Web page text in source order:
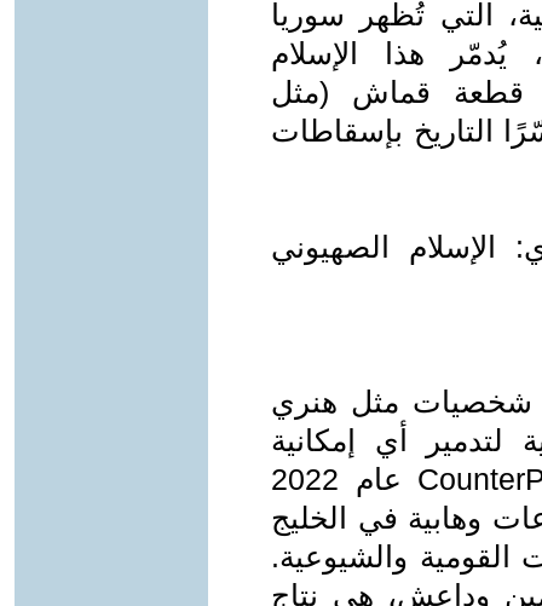
التي تُظهر سوريا
يُدمّر هذا الإسلام
قطعة قماش (مثل
التاريخ بإسقاطات
الإسلام الصهيوني
شخصيات مثل هنري
لتدمير أي إمكانية
لنهضة عربية تقدمية. تقرير لـCounterPunch عام 2022
وهابية في الخليج
القومية والشيوعية.
وداعش، هي نتاج